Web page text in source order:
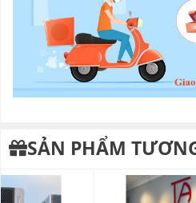
SẢN PHẨM